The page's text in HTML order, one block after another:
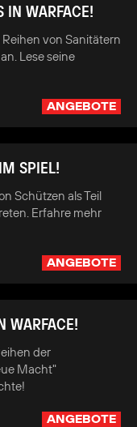
IN WARFACE!
von Sanitätern
Lese seine
ANGEBOTE
SPIEL!
Schützen als Teil
Erfahre mehr
ANGEBOTE
WARFACE!
der
Macht"
ANGEBOTE